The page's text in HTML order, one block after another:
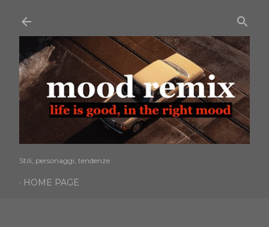
Stili, personaggi, tendenze
HOME PAGE